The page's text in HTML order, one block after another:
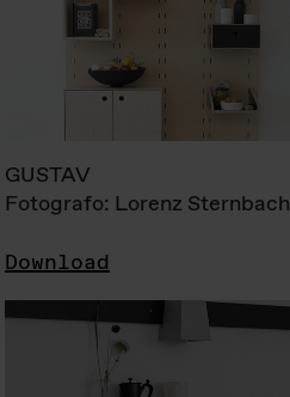
GUSTAV
Fotografo: Lorenz Sternbach
Download